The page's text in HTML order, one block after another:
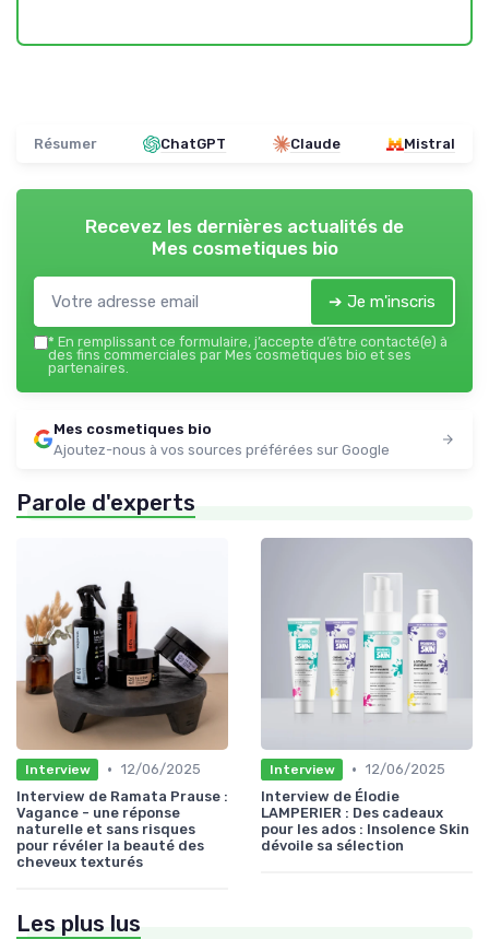
Résumer ChatGPT Claude Mistral
Recevez les dernières actualités de
Mes cosmetiques bio
➔ Je m'inscris
* En remplissant ce formulaire, j’accepte d’être contacté(e) à
des fins commerciales par Mes cosmetiques bio et ses
partenaires.
Mes cosmetiques bio
Ajoutez-nous à vos sources préférées sur Google
Parole d'experts
Interview • 12/06/2025
Interview de Ramata Prause :
Vagance - une réponse
naturelle et sans risques
pour révéler la beauté des
cheveux texturés
Interview • 12/06/2025
Interview de Élodie
LAMPERIER : Des cadeaux
pour les ados : Insolence Skin
dévoile sa sélection
Les plus lus